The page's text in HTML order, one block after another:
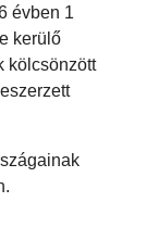
évben 1
kerülő
kölcsönzött